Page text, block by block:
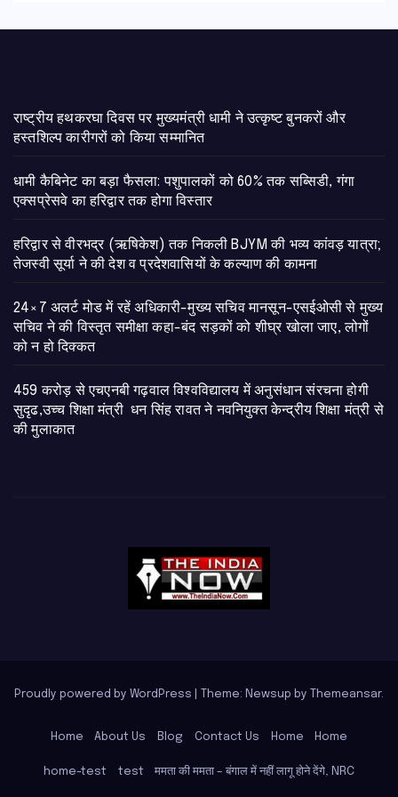
राष्ट्रीय हथकरघा दिवस पर मुख्यमंत्री धामी ने उत्कृष्ट बुनकरों और
हस्तशिल्प कारीगरों को किया सम्मानित
​धामी कैबिनेट का बड़ा फैसला: पशुपालकों को 60% तक सब्सिडी, गंगा
एक्सप्रेसवे का हरिद्वार तक होगा विस्तार
​हरिद्वार से वीरभद्र (ऋषिकेश) तक निकली BJYM की भव्य कांवड़ यात्रा;
तेजस्वी सूर्या ने की देश व प्रदेशवासियों के कल्याण की कामना
24×7 अलर्ट मोड में रहें अधिकारी-मुख्य सचिव मानसून-एसईओसी से मुख्य
सचिव ने की विस्तृत समीक्षा कहा-बंद सड़कों को शीघ्र खोला जाए, लोगों
को न हो दिक्कत
459 करोड़ से एचएनबी गढ़वाल विश्वविद्यालय में अनुसंधान संरचना होगी
सुदृढ,उच्च शिक्षा मंत्री धन सिंह रावत ने नवनियुक्त केन्द्रीय शिक्षा मंत्री से
की मुलाकात
Proudly powered by WordPress Theme: Newsup by Themeansar.
Home About Us Blog Contact Us Home Home
home-test test ममता की ममता – बंगाल में नहीं लागू होने देंगे, NRC